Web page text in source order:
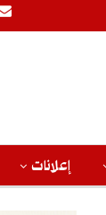
إعلانات